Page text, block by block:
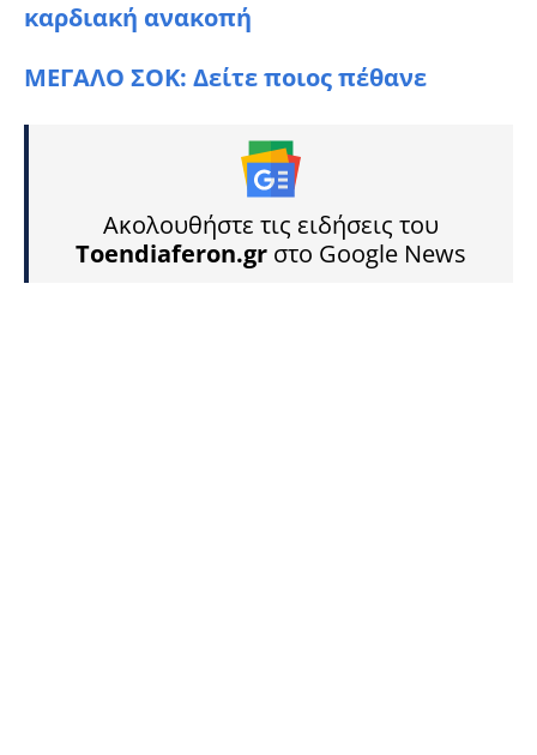
καρδιακή ανακοπή
ΜΕΓΑΛΟ ΣΟK: Δείτε ποιος πέθανε
Ακολουθήστε τις ειδήσεις του
Toendiaferon.gr στο Google News